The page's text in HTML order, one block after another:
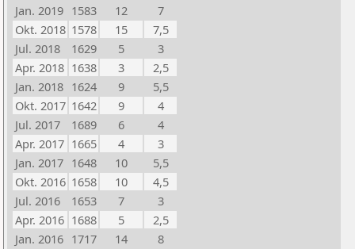
Jan. 2019 1583 12
7
Okt. 2018 1578 15
7,5
Jul. 2018
1629 5
3
Apr. 2018 1638 3
2,5
Jan. 2018 1624 9
5,5
Okt. 2017 1642 9
4
Jul. 2017
1689 6
4
Apr. 2017 1665 4
3
Jan. 2017 1648 10
5,5
Okt. 2016 1658 10
4,5
Jul. 2016
1653 7
3
Apr. 2016 1688 5
2,5
Jan. 2016 1717 14
8